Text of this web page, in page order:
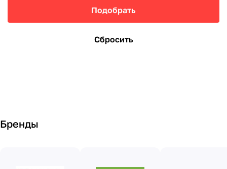
Подобрать
Сбросить
Бренды